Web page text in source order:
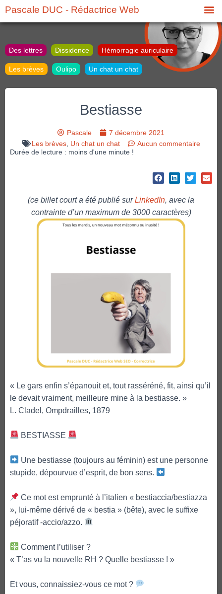
Pascale DUC - Rédactrice Web
Des lettres Dissidence Hémorragie auriculaire
Les brèves Oulipo Un chat un chat
Bestiasse
Pascale
7 décembre 2021
Les brèves, Un chat un chat
Aucun commentaire
Durée de lecture : moins d'une minute !
(ce billet court a été publié surLinkedIn, avec la
contrainte d’un maximum de 3000 caractères)
« Le gars enfin s’épanouit et, tout rasséréné, fit, ainsi qu’il
le devait vraiment, meilleure mine à la bestiasse. »
L. Cladel, Ompdrailles, 1879
BESTIASSE
Une bestiasse (toujours au féminin) est une personne
stupide, dépourvue d’esprit, de bon sens.
Ce mot est emprunté à l’italien « bestiaccia/bestiazza
», lui-même dérivé de « bestia » (bête), avec le suffixe
péjoratif -accio/azzo.
Comment l’utiliser ?
« T’as vu la nouvelle RH ? Quelle bestiasse ! »
Et vous, connaissiez-vous ce mot ?